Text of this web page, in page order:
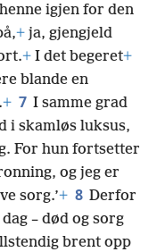
igjen for den
+ ja, gjengjeld
+ I det begeret+
blande en
+ 7 I samme grad
i skamløs luksus,
For hun fortsetter
og jeg er
sorg.’+ 8 Derfor
– død og sorg
brent opp